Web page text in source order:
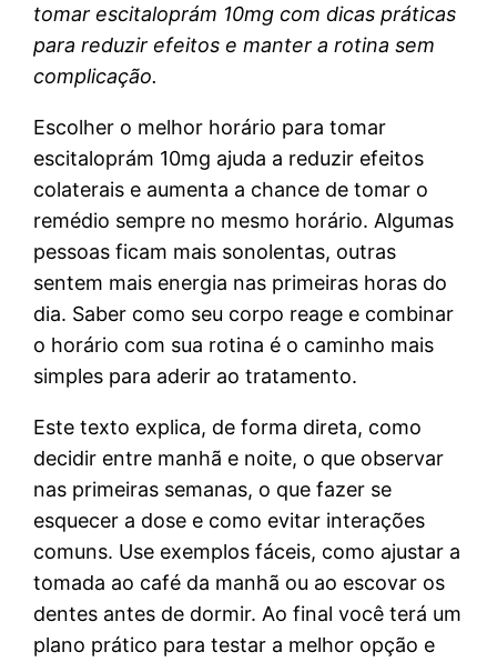
tomar escitaloprám 10mg com dicas práticas
para reduzir efeitos e manter a rotina sem
complicação.
Escolher o melhor horário para tomar
escitaloprám 10mg ajuda a reduzir efeitos
colaterais e aumenta a chance de tomar o
remédio sempre no mesmo horário. Algumas
pessoas ficam mais sonolentas, outras
sentem mais energia nas primeiras horas do
dia. Saber como seu corpo reage e combinar
o horário com sua rotina é o caminho mais
simples para aderir ao tratamento.
Este texto explica, de forma direta, como
decidir entre manhã e noite, o que observar
nas primeiras semanas, o que fazer se
esquecer a dose e como evitar interações
comuns. Use exemplos fáceis, como ajustar a
tomada ao café da manhã ou ao escovar os
dentes antes de dormir. Ao final você terá um
plano prático para testar a melhor opção e